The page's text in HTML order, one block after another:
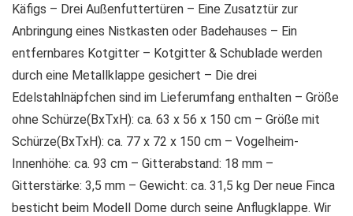
Käfigs – Drei Außenfuttertüren – Eine Zusatztür zur
Anbringung eines Nistkasten oder Badehauses – Ein
entfernbares Kotgitter – Kotgitter & Schublade werden
durch eine Metallklappe gesichert – Die drei
Edelstahlnäpfchen sind im Lieferumfang enthalten – Größe
ohne Schürze(BxTxH): ca. 63 x 56 x 150 cm – Größe mit
Schürze(BxTxH): ca. 77 x 72 x 150 cm – Vogelheim-
Innenhöhe: ca. 93 cm – Gitterabstand: 18 mm –
Gitterstärke: 3,5 mm – Gewicht: ca. 31,5 kg Der neue Finca
besticht beim Modell Dome durch seine Anflugklappe. Wir